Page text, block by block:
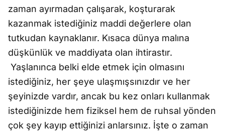
zaman ayırmadan çalışarak, koşturarak
kazanmak istediğiniz maddi değerlere olan
tutkudan kaynaklanır. Kısaca dünya malına
düşkünlük ve maddiyata olan ihtirastır.
Yaşlanınca belki elde etmek için olmasını
istediğiniz, her şeye ulaşmışsınızdır ve her
şeyinizde vardır, ancak bu kez onları kullanmak
istediğinizde hem fiziksel hem de ruhsal yönden
çok şey kayıp ettiğinizi anlarsınız. İşte o zaman